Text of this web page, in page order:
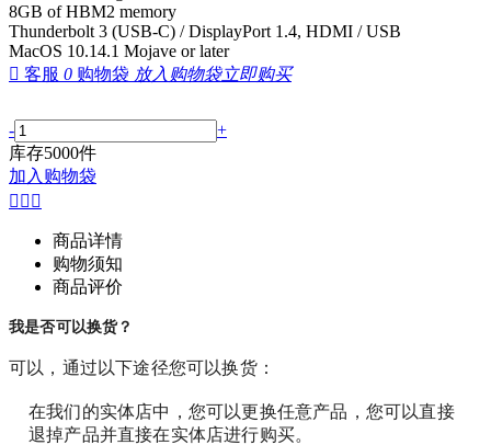
8GB of HBM2 memory
Thunderbolt 3 (USB-C) / DisplayPort 1.4, HDMI / USB
MacOS 10.14.1 Mojave or later
 客服 0 购物袋 放入购物袋立即购买
-
+
库存5000件
加入购物袋
  
商品详情
购物须知
商品评价
我是否可以换货？
可以，通过以下途径您可以换货：
在我们的实体店中，您可以更换任意产品，您可以直接
退掉产品并直接在实体店进行购买。